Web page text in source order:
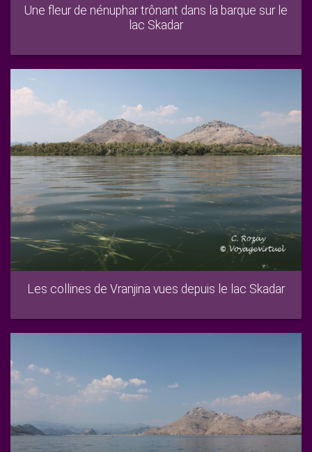
Une fleur de nénuphar trônant dans la barque sur le
lac Skadar
Les collines de Vranjina vues depuis le lac Skadar